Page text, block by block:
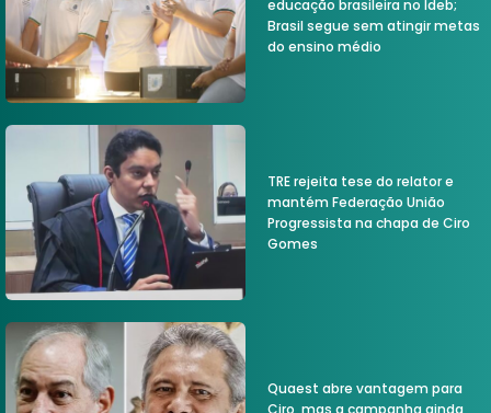
educação brasileira no Ideb;
Brasil segue sem atingir metas
do ensino médio
TRE rejeita tese do relator e
mantém Federação União
Progressista na chapa de Ciro
Gomes
Quaest abre vantagem para